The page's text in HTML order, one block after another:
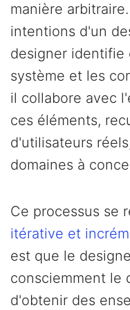
manière
intentions d'un
designer identifie
système et les
il collabore avec
ces éléments,
d'utilisateurs
domaines à
Ce processus se
itérative et
est que le
consciemment le
d'obtenir des